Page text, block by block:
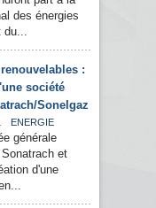
des énergies
du...
:
société
Sonelgaz
ENERGIE
générale
et
d'une